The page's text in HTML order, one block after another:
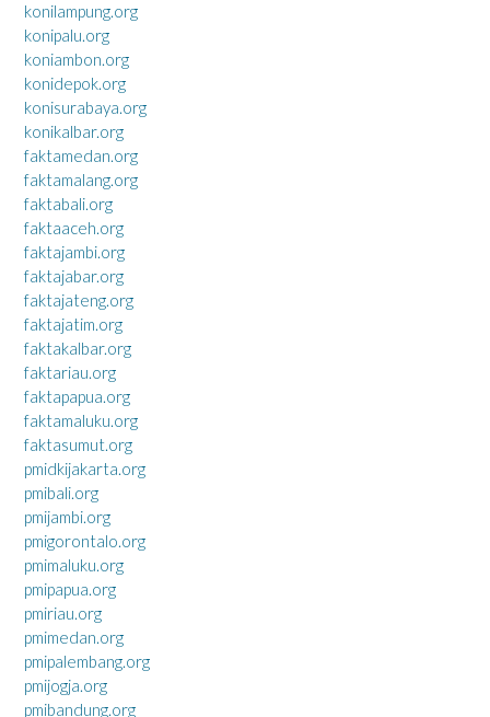
konilampung.org
konipalu.org
koniambon.org
konidepok.org
konisurabaya.org
konikalbar.org
faktamedan.org
faktamalang.org
faktabali.org
faktaaceh.org
faktajambi.org
faktajabar.org
faktajateng.org
faktajatim.org
faktakalbar.org
faktariau.org
faktapapua.org
faktamaluku.org
faktasumut.org
pmidkijakarta.org
pmibali.org
pmijambi.org
pmigorontalo.org
pmimaluku.org
pmipapua.org
pmiriau.org
pmimedan.org
pmipalembang.org
pmijogja.org
pmibandung.org